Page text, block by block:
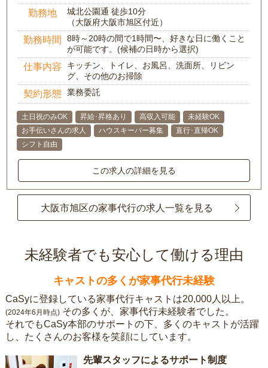
勤務地
城北公園通 徒歩10分
（大阪府大阪市旭区付近）
勤務時間
8時～20時の間で1時間〜、好きな日に働くこと
が可能です。(候補の日時から選択)
仕事内容
キッチン、トイレ、お風呂、洗面所、リビン
グ、その他のお掃除
契約形態 業務委託
土日祝のみOK 昇給･昇格あり 高収入可能
未経験OK
お手伝いさんの求人
ハウスキーパー募集
直行･直帰OK
シフト自由
この求人の詳細を見る
大阪市旭区の家事代行の求人一覧を見る
未経験者でも安心して働ける理由
キャストの多くが家事代行未経験
CaSyに登録している家事代行キャストは20,000人以上。
(2024年6月時点) その多くが、家事代行未経験者でした。
それでもCaSy本部のサポートの下、多くのキャストが活躍
し、たくさんのお客様を笑顔にしています。
先輩スタッフによるサポート制度